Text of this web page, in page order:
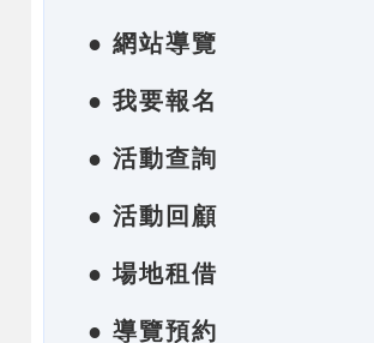
● 網站導覽
● 我要報名
● 活動查詢
● 活動回顧
● 場地租借
● 導覽預約